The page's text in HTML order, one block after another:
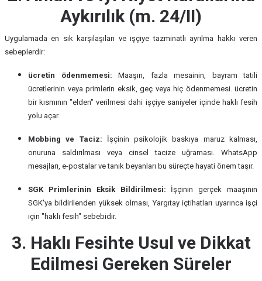
Aykırılık (m. 24/II)
Uygulamada en sık karşılaşılan ve işçiye tazminatlı ayrılma hakkı veren
sebeplerdir:
ücretin ödenmemesi: Maaşın, fazla mesainin, bayram tatili
ücretlerinin veya primlerin eksik, geç veya hiç ödenmemesi. ücretin
bir kısmının "elden" verilmesi dahi işçiye saniyeler içinde haklı fesih
yolu açar.
Mobbing ve Taciz: İşçinin psikolojik baskıya maruz kalması,
onuruna saldırılması veya cinsel tacize uğraması. WhatsApp
mesajları, e-postalar ve tanık beyanları bu süreçte hayati önem taşır.
SGK Primlerinin Eksik Bildirilmesi: İşçinin gerçek maaşının
SGK'ya bildirilenden yüksek olması, Yargıtay içtihatları uyarınca işçi
için "haklı fesih" sebebidir.
3. Haklı Fesihte Usul ve Dikkat
Edilmesi Gereken Süreler